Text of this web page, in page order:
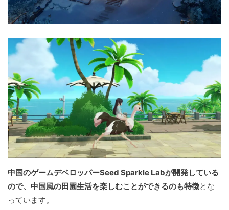
中国のゲームデベロッパーSeed Sparkle Labが開発している
ので、中国風の田園生活を楽しむことができるのも特徴とな
っています。